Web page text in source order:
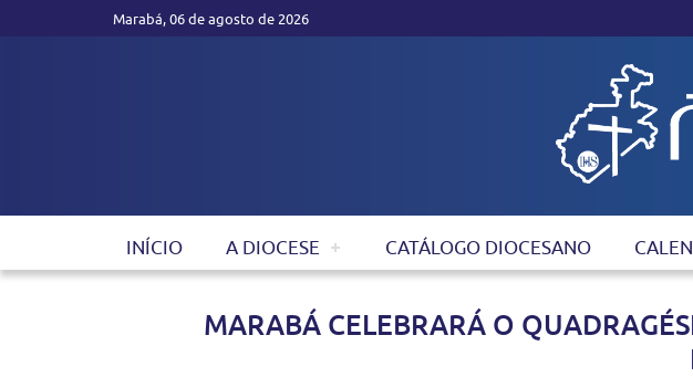
Marabá, 06 de agosto de 2026
INÍCIO A DIOCESE CATÁLOGO DIOCESANO
MARABÁ CELEBRARÁ O